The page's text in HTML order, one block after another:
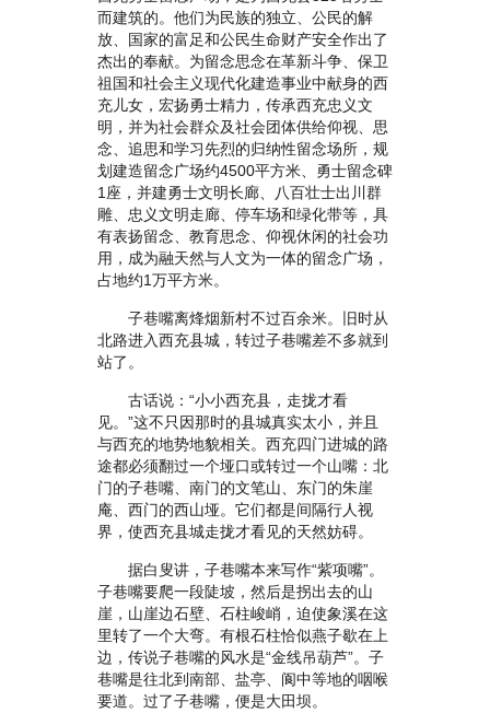
而建筑的。他们为民族的独立、公民的解
放、国家的富足和公民生命财产安全作出了
杰出的奉献。为留念思念在革新斗争、保卫
祖国和社会主义现代化建造事业中献身的西
充儿女，宏扬勇士精力，传承西充忠义文
明，并为社会群众及社会团体供给仰视、思
念、追思和学习先烈的归纳性留念场所，规
划建造留念广场约4500平方米、勇士留念碑
1座，并建勇士文明长廊、八百壮士出川群
雕、忠义文明走廊、停车场和绿化带等，具
有表扬留念、教育思念、仰视休闲的社会功
用，成为融天然与人文为一体的留念广场，
占地约1万平方米。
子巷嘴离烽烟新村不过百余米。旧时从
北路进入西充县城，转过子巷嘴差不多就到
站了。
古话说：“小小西充县，走拢才看
见。”这不只因那时的县城真实太小，并且
与西充的地势地貌相关。西充四门进城的路
途都必须翻过一个垭口或转过一个山嘴：北
门的子巷嘴、南门的文笔山、东门的朱崖
庵、西门的西山垭。它们都是间隔行人视
界，使西充县城走拢才看见的天然妨碍。
据白叟讲，子巷嘴本来写作“紫项嘴”。
子巷嘴要爬一段陡坡，然后是拐出去的山
崖，山崖边石壁、石柱峻峭，迫使象溪在这
里转了一个大弯。有根石柱恰似燕子歇在上
边，传说子巷嘴的风水是“金线吊葫芦”。子
巷嘴是往北到南部、盐亭、阆中等地的咽喉
要道。过了子巷嘴，便是大田坝。